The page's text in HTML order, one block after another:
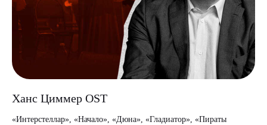
Ханс Циммер OST
«Интерстеллар», «Начало», «Дюна», «Гладиатор», «Пираты